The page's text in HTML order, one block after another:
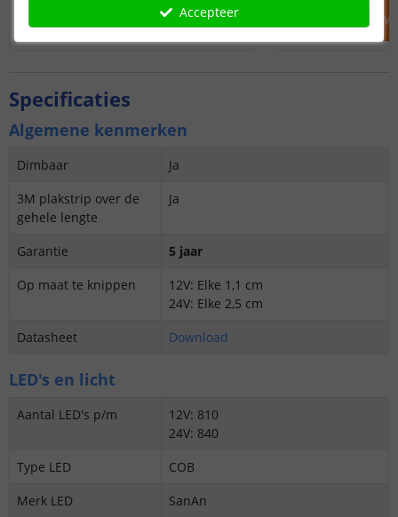
IN WINKELWAGEN IN
Specificaties
Algemene kenmerken
Dimbaar
Ja
3M plakstrip over de
gehele lengte
Ja
Garantie
5 jaar
Op maat te knippen
12V: Elke 1,1 cm
24V: Elke 2,5 cm
Datasheet
Download
LED's en licht
Aantal LED's p/m
12V: 810
24V: 840
Type LED
COB
Merk LED
SanAn
Accepteer